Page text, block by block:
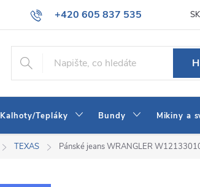
+420 605 837 535
info@jeans-shop.cz
Obchodní podmínky Naše prodejna
Kalhoty/Tepláky Bundy Mikiny a
TEXAS Pánské jeans WRANGLER